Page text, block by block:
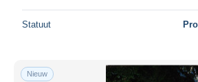
Statuut
Nieuw